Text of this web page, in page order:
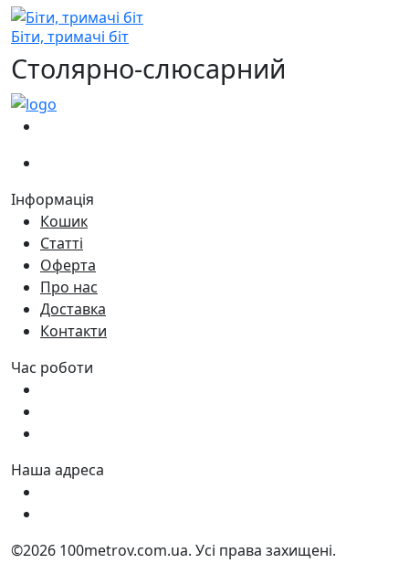
Біти, тримачі біт
Столярно-слюсарний
Інформація
Кошик
Статті
Оферта
Про нас
Доставка
Контакти
Час роботи
Наша адреса
©2026 100metrov.com.ua. Усі права захищені.